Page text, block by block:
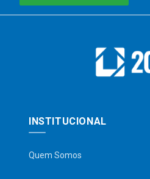
INSTITUCIONAL
Quem Somos